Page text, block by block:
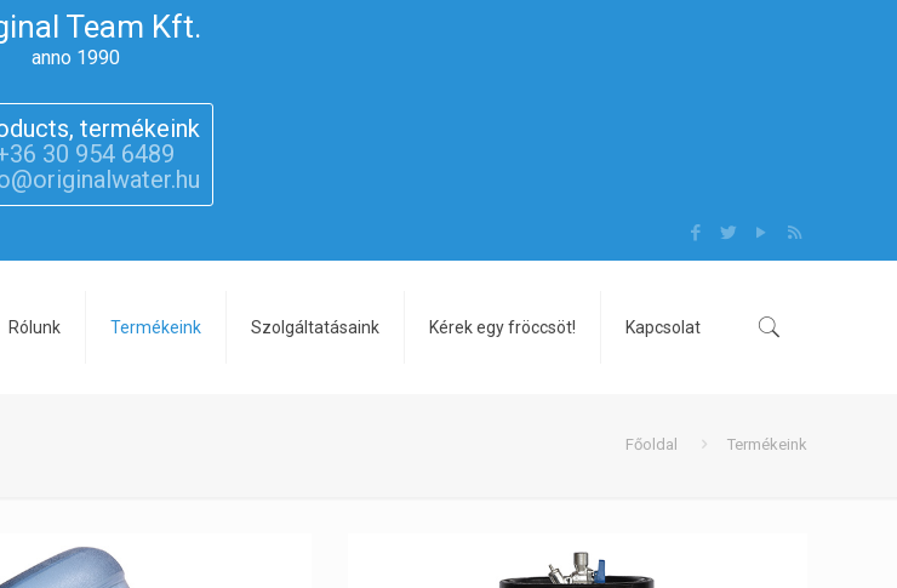
Team Kft.
anno 1990
termékeink
30 954 6489
Rólunk Termékeink Szolgáltatásaink Kérek egy fröccsöt! Kapcsolat
Főoldal Termékeink